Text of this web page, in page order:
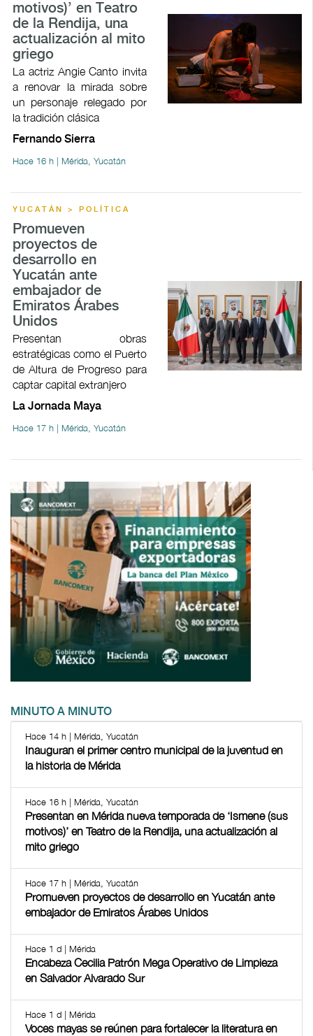
motivos)’ en Teatro
de la Rendija, una
actualización al mito
griego
La actriz Angie Canto invita
a renovar la mirada sobre
un personaje relegado por
la tradición clásica
Fernando Sierra
Hace 16 h | Mérida, Yucatán
YUCATÁN > POLÍTICA
Promueven
proyectos de
desarrollo en
Yucatán ante
embajador de
Emiratos Árabes
Unidos
Presentan obras
estratégicas como el Puerto
de Altura de Progreso para
captar capital extranjero
La Jornada Maya
Hace 17 h | Mérida, Yucatán
MINUTO A MINUTO
Hace 14 h | Mérida, Yucatán
Inauguran el primer centro municipal de la juventud en
la historia de Mérida
Hace 16 h | Mérida, Yucatán
Presentan en Mérida nueva temporada de ‘Ismene (sus
motivos)’ en Teatro de la Rendija, una actualización al
mito griego
Hace 17 h | Mérida, Yucatán
Promueven proyectos de desarrollo en Yucatán ante
embajador de Emiratos Árabes Unidos
Hace 1 d | Mérida
Encabeza Cecilia Patrón Mega Operativo de Limpieza
en Salvador Alvarado Sur
Hace 1 d | Mérida
Voces mayas se reúnen para fortalecer la literatura en